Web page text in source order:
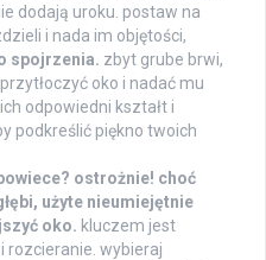
dodają uroku. postaw na
i nada im objętości,
spojrzenia. zbyt grube brwi,
oko i nadać mu
odpowiedni kształt i
podkreślić piękno twoich
ostrożnie! choć
użyte nieumiejętnie
oko. kluczem jest
rozcieranie. wybieraj